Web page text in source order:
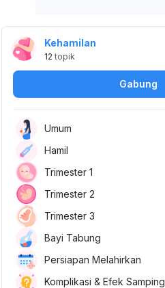
Kehamilan
12 topik
Gabung
Umum
Hamil
Trimester 1
Trimester 2
Trimester 3
Bayi Tabung
Persiapan Melahirkan
Komplikasi & Efek Samping